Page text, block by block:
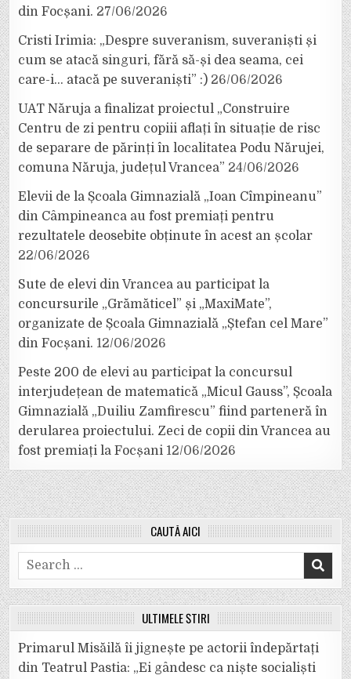
din Focșani. 27/06/2026
Cristi Irimia: „Despre suveranism, suveraniști și
cum se atacă singuri, fără să-și dea seama, cei
care-i… atacă pe suveraniști” :) 26/06/2026
UAT Năruja a finalizat proiectul „Construire
Centru de zi pentru copiii aflați în situație de risc
de separare de părinți în localitatea Podu Nărujei,
comuna Năruja, județul Vrancea” 24/06/2026
Elevii de la Școala Gimnazială „Ioan Cîmpineanu”
din Câmpineanca au fost premiați pentru
rezultatele deosebite obținute în acest an școlar
22/06/2026
Sute de elevi din Vrancea au participat la
concursurile „Grămăticel” și „MaxiMate”,
organizate de Școala Gimnazială „Ștefan cel Mare”
din Focșani. 12/06/2026
Peste 200 de elevi au participat la concursul
interjudețean de matematică „Micul Gauss”, Școala
Gimnazială „Duiliu Zamfirescu” fiind parteneră în
derularea proiectului. Zeci de copii din Vrancea au
fost premiați la Focșani 12/06/2026
CAUTĂ AICI
Search
for:
ULTIMELE ȘTIRI
Primarul Misăilă îi jignește pe actorii îndepărtați
din Teatrul Pastia: „Ei gândesc ca niște socialiști